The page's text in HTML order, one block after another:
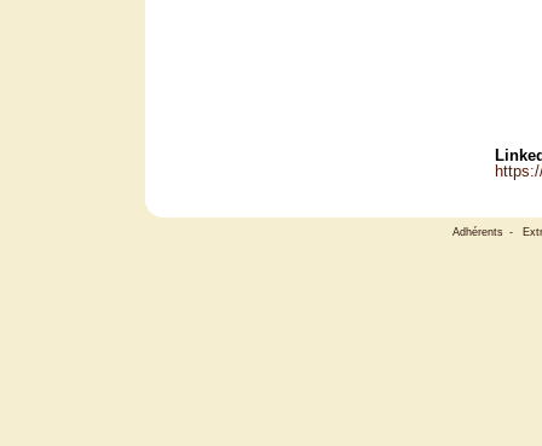
Adhérents -